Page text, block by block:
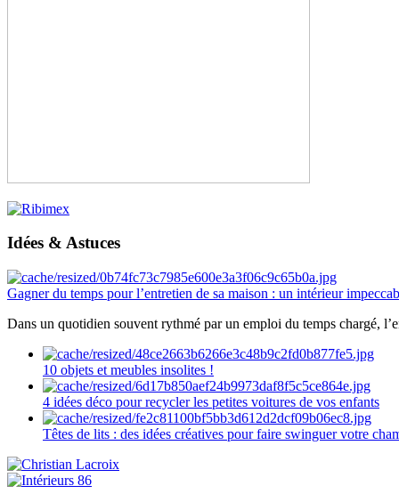
Idées & Astuces
Gagner du temps pour l’entretien de sa maison : un intérieur
Dans un quotidien souvent rythmé par un emploi du temps chargé,
10 objets et meubles insolites !
4 idées déco pour recycler les petites voitures de vos enfants
Têtes de lits : des idées créatives pour faire swinguer votre